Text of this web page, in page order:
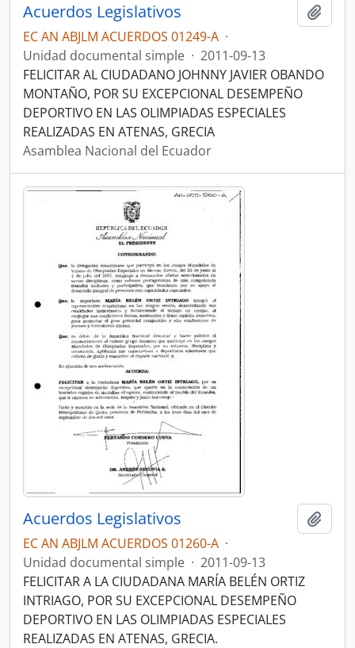
Acuerdos Legislativos
EC AN ABJLM ACUERDOS 01249-A ·
Unidad documental simple · 2011-09-13
FELICITAR AL CIUDADANO JOHNNY JAVIER OBANDO
MONTAÑO, POR SU EXCEPCIONAL DESEMPEÑO
DEPORTIVO EN LAS OLIMPIADAS ESPECIALES
REALIZADAS EN ATENAS, GRECIA
Asamblea Nacional del Ecuador
Acuerdos Legislativos
EC AN ABJLM ACUERDOS 01260-A ·
Unidad documental simple · 2011-09-13
FELICITAR A LA CIUDADANA MARÍA BELÉN ORTIZ
INTRIAGO, POR SU EXCEPCIONAL DESEMPEÑO
DEPORTIVO EN LAS OLIMPIADAS ESPECIALES
REALIZADAS EN ATENAS, GRECIA.